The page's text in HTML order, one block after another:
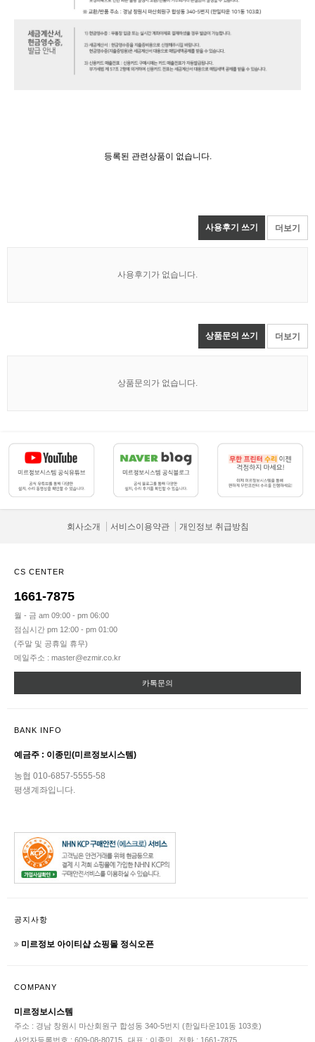
등록된 관련상품이 없습니다.
사용후기 쓰기 더보기
사용후기가 없습니다.
상품문의 쓰기 더보기
상품문의가 없습니다.
회사소개 서비스이용약관 개인정보 취급방침
CS CENTER
1661-7875
월 - 금 am 09:00 - pm 06:00
점심시간 pm 12:00 - pm 01:00
(주말 및 공휴일 휴무)
메일주소 : master@ezmir.co.kr
카톡문의
BANK INFO
예금주 : 이종민(미르정보시스템)
농협 010-6857-5555-58
평생계좌입니다.
공지사항
미르정보 아이티샵 쇼핑몰 정식오픈
COMPANY
미르정보시스템
주소 : 경남 창원시 마산회원구 합성동 340-5번지 (한일타운101동 103호)
사업자등록번호 : 609-08-80715
대표 : 이종민 전화 : 1661-7875